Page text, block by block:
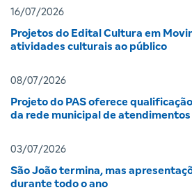
16/07/2026
Projetos do Edital Cultura em
atividades culturais ao público
08/07/2026
Projeto do PAS oferece
da rede municipal de atendimentos
03/07/2026
São João termina, mas
durante todo o ano